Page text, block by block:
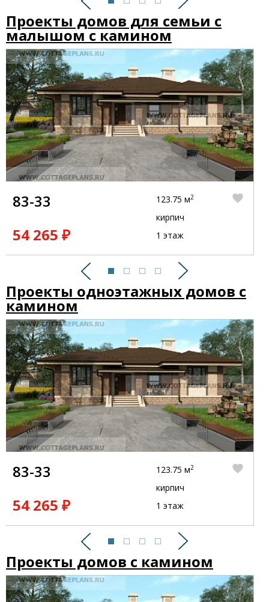
Предыдущий Следующий
Проекты домов для семьи с
малышом с камином
Предыдущий Следующий
83-33
54 265 ₽
123.75 м2
кирпич
1 этаж
Проекты одноэтажных домов с
камином
Предыдущий Следующий
83-33
54 265 ₽
123.75 м2
кирпич
1 этаж
Проекты домов с камином